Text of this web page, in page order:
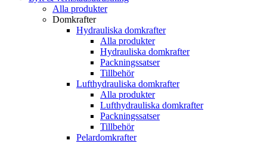
Alla produkter
Domkrafter
Hydrauliska domkrafter
Alla produkter
Hydrauliska domkrafter
Packningssatser
Tillbehör
Lufthydrauliska domkrafter
Alla produkter
Lufthydrauliska domkrafter
Packningssatser
Tillbehör
Pelardomkrafter